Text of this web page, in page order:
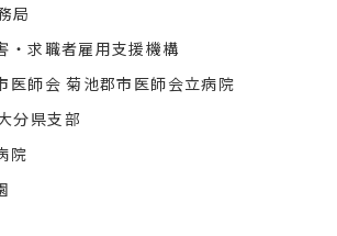
局
・求職者雇用支援機構
医師会 菊池郡市医師会立病院
分県支部
院